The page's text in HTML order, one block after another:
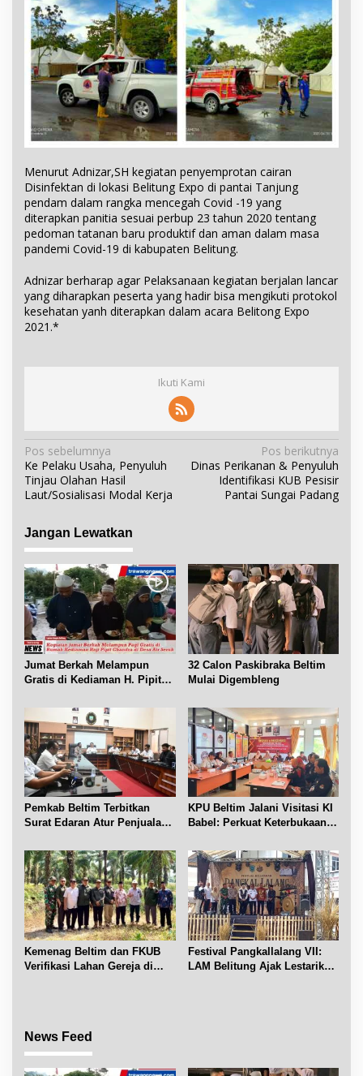
Menurut Adnizar,SH kegiatan penyemprotan cairan
Disinfektan di lokasi Belitung Expo di pantai Tanjung
pendam dalam rangka mencegah Covid -19 yang
diterapkan panitia sesuai perbup 23 tahun 2020 tentang
pedoman tatanan baru produktif dan aman dalam masa
pandemi Covid-19 di kabupaten Belitung.
Adnizar berharap agar Pelaksanaan kegiatan berjalan lancar
yang diharapkan peserta yang hadir bisa mengikuti protokol
kesehatan yanh diterapkan dalam acara Belitong Expo
2021.*
Ikuti Kami
N
a
v
g
a
s
i
p
o
s
Pos sebelumnya
Ke Pelaku Usaha, Penyuluh
Tinjau Olahan Hasil
Laut/Sosialisasi Modal Kerja
Pos berikutnya
Dinas Perikanan & Penyuluh
Identifikasi KUB Pesisir
Pantai Sungai Padang
Jangan Lewatkan
Jumat Berkah Melampun
Gratis di Kediaman H. Pipit
32 Calon Paskibraka Beltim
Mulai Digembleng
Pemkab Beltim Terbitkan
Surat Edaran Atur Penjualan
KPU Beltim Jalani Visitasi KI
Babel: Perkuat Keterbukaan
Kemenag Beltim dan FKUB
Verifikasi Lahan Gereja di
Festival Pangkallalang VII:
LAM Belitung Ajak Lestarikan
News Feed